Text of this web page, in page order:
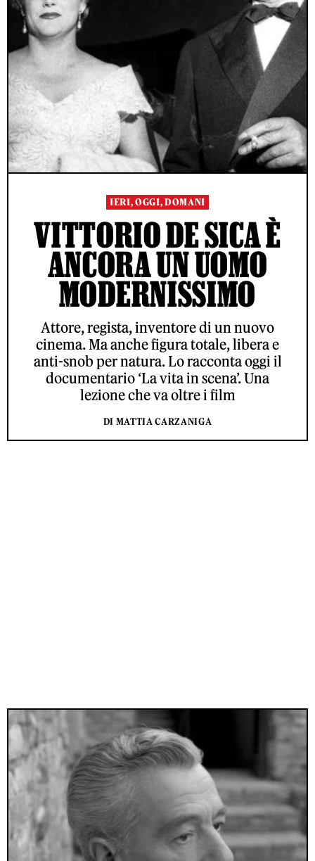
IERI, OGGI, DOMANI
VITTORIO DE SICA È
ANCORA UN UOMO
MODERNISSIMO
Attore, regista, inventore di un nuovo
cinema. Ma anche figura totale, libera e
anti-snob per natura. Lo racconta oggi il
documentario ‘La vita in scena’. Una
lezione che va oltre i film
DI MATTIA CARZANIGA